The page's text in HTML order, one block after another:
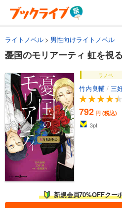
ライトノベル 男性向けライトノベル
憂国のモリアーティ 虹を視
ラノベ
竹内良輔 / 三
792 円 (税込)
3pt
新規会員70%OFFクー